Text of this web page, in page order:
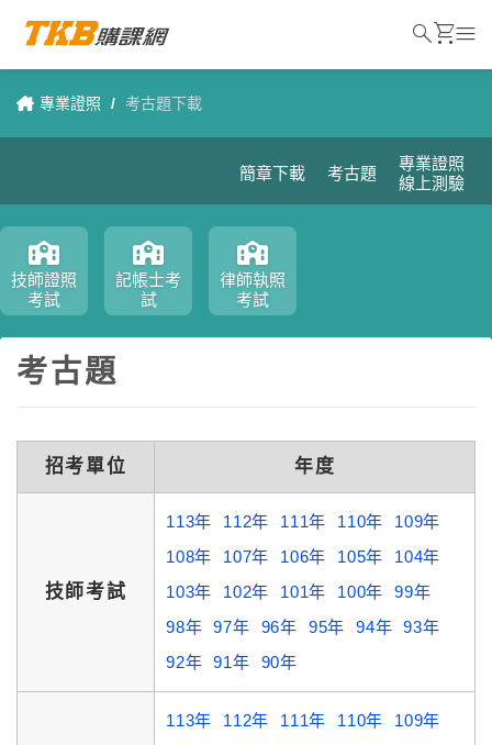
專業證照 / 考古題下載
簡章下載 考古題
專業證照
線上測驗
技師證照
考試
記帳士考
試
律師執照
考試
考古題
招考單位 年度
技師考試
113年 112年 111年 110年
109年
108年
107年 106年 105年
104年
103年
102年 101年 100年
99年
98年
97年 96年 95年 94年
93年
92年
91年 90年
113年 112年 111年 110年
109年
searchshopping_cartmenu